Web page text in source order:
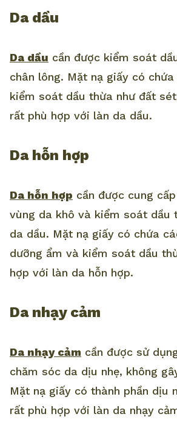
Da dầu
Da dầu cần được kiểm soát
chân lông. Mặt nạ giấy có
kiểm soát dầu thừa như đất
rất phù hợp với làn da dầu.
Da hỗn hợp
Da hỗn hợp cần được cung
vùng da khô và kiểm soát dầu
da dầu. Mặt nạ giấy có chứa
dưỡng ẩm và kiểm soát dầu
hợp với làn da hỗn hợp.
Da nhạy cảm
Da nhạy cảm cần được sử
chăm sóc da dịu nhẹ, không
Mặt nạ giấy có thành phần dịu
rất phù hợp với làn da nhạy